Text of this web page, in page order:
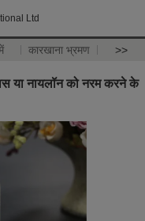
Ltd
कारखाना भ्रमण >>
या नायलॉन को नरम करने के